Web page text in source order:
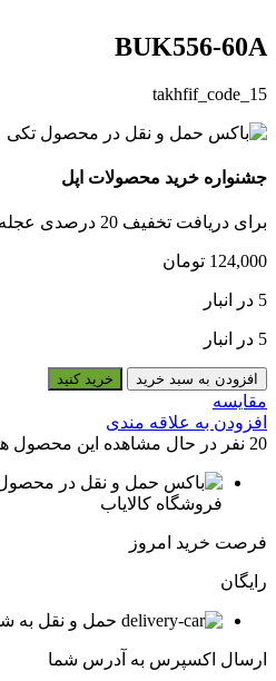
BUK556-60A
takhfif_code_15
جشنواره خرید محصولات اپل
برای دریافت تخفیف 20 درصدی عجله کنید!
124,000 تومان
5 در انبار
5 در انبار
BUK556-
60A
عدد
افزودن به سبد خرید خرید کنید
مقایسه
افزودن به علاقه مندی
20 نفر در حال مشاهده این محصول
فروشگاه کالایاب
فرصت خرید امروز
رایگان
حمل و نقل به
ارسال اکسپرس به آدرس شما